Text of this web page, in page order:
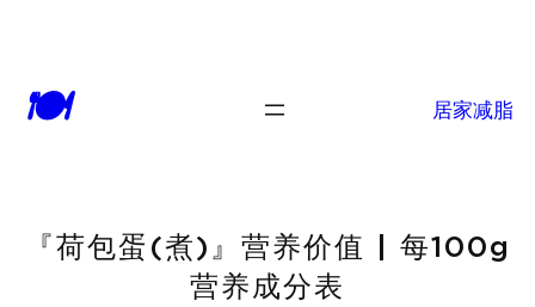
🍽 居家减脂
『荷包蛋(煮)』营养价值 | 每100g
营养成分表